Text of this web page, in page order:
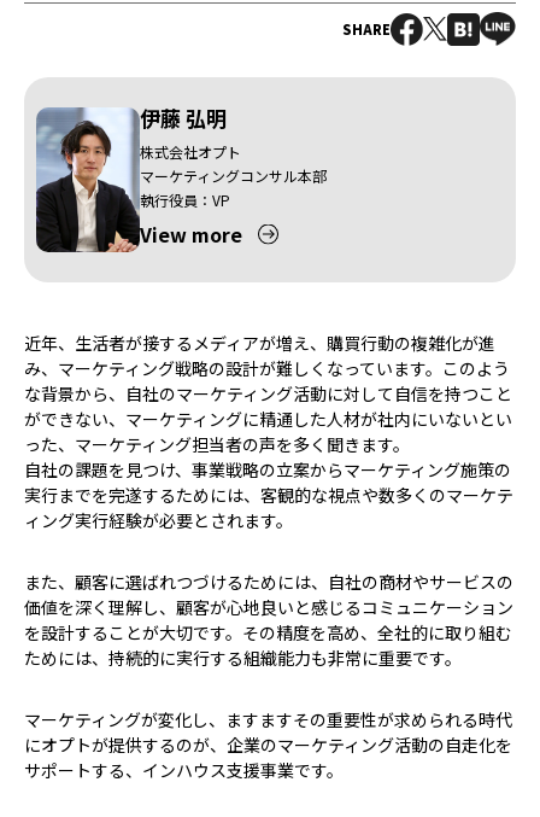
SHARE
伊藤 弘明
株式会社オプト
マーケティングコンサル本部
執行役員：VP
View more
近年、生活者が接するメディアが増え、購買行動の複雑化が進
み、マーケティング戦略の設計が難しくなっています。このよう
な背景から、自社のマーケティング活動に対して自信を持つこと
ができない、マーケティングに精通した人材が社内にいないとい
った、マーケティング担当者の声を多く聞きます。
自社の課題を見つけ、事業戦略の立案からマーケティング施策の
実行までを完遂するためには、客観的な視点や数多くのマーケテ
ィング実行経験が必要とされます。
また、顧客に選ばれつづけるためには、自社の商材やサービスの
価値を深く理解し、顧客が心地良いと感じるコミュニケーション
を設計することが大切です。その精度を高め、全社的に取り組む
ためには、持続的に実行する組織能力も非常に重要です。
マーケティングが変化し、ますますその重要性が求められる時代
にオプトが提供するのが、企業のマーケティング活動の自走化を
サポートする、インハウス支援事業です。